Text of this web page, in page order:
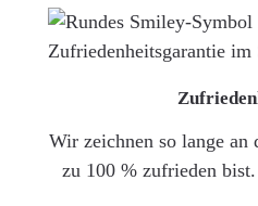
Wir zeichnen so lange
zu 100 % zufrieden